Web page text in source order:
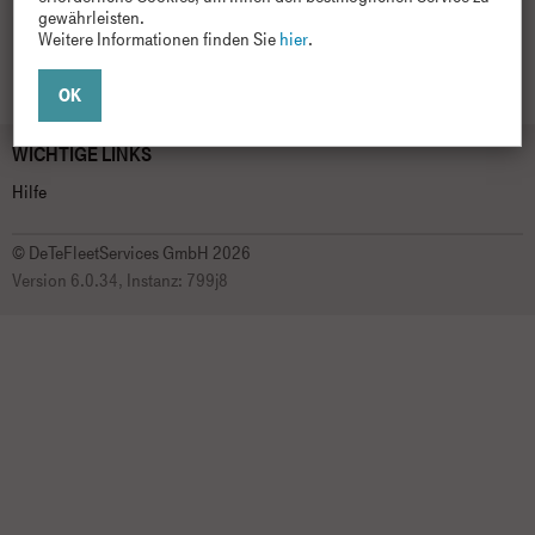
WICHTIGE LINKS
Hilfe
© DeTeFleetServices GmbH 2026
Version 6.0.34, Instanz: 799j8
gewährleisten.
Weitere Informationen finden Sie hier.